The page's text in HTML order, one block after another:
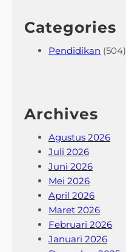
Categories
Pendidikan (504)
Archives
Agustus 2026
Juli 2026
Juni 2026
Mei 2026
April 2026
Maret 2026
Februari 2026
Januari 2026